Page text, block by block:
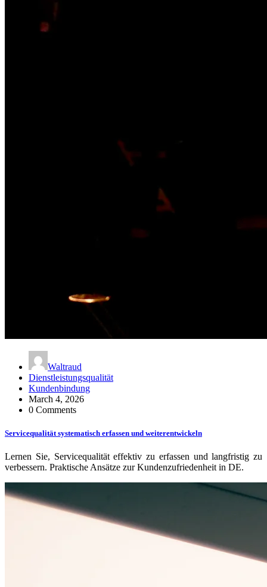
Waltraud
Dienstleistungsqualität
Kundenbindung
March 4, 2026
0 Comments
Servicequalität systematisch erfassen und weiterentwickeln
Lernen Sie, Servicequalität effektiv zu erfassen und langfristig zu
verbessern. Praktische Ansätze zur Kundenzufriedenheit in DE.